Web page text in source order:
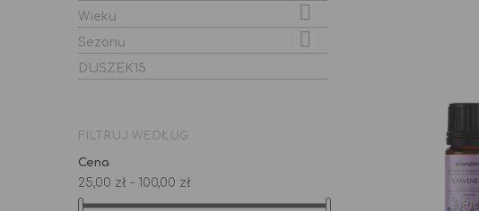
Wieku 
Sezonu 
DUSZEK15
FILTRUJ WEDŁUG
Cena
25,00 zł - 100,00 zł